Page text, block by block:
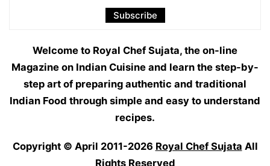
Welcome to Royal Chef Sujata, the on-line
Magazine on Indian Cuisine and learn the step-by-
step art of preparing authentic and traditional
Indian Food through simple and easy to understand
recipes.
Copyright © April 2011-2026 Royal Chef Sujata All
Rights Reserved